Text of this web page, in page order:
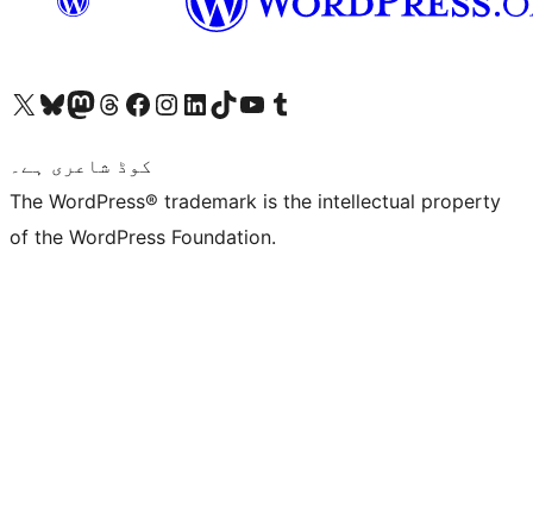
Visit our X (formerly Twitter) account
ہمارے بلیواسکائی اکاؤنٹ پر جائیں
Visit our Mastodon account
ہمارے ٹھریڈز اکاؤنٹ پر جائیں
Visit our Facebook page
Visit our Instagram account
Visit our LinkedIn account
ہمارے ٹک ٹاک اکاؤنٹ پر جائیں
Visit our YouTube channel
ہمارے ٹمبلر اکاؤنٹ پر جائیں
کوڈ شاعری ہے۔
The WordPress® trademark is the intellectual property
of the WordPress Foundation.